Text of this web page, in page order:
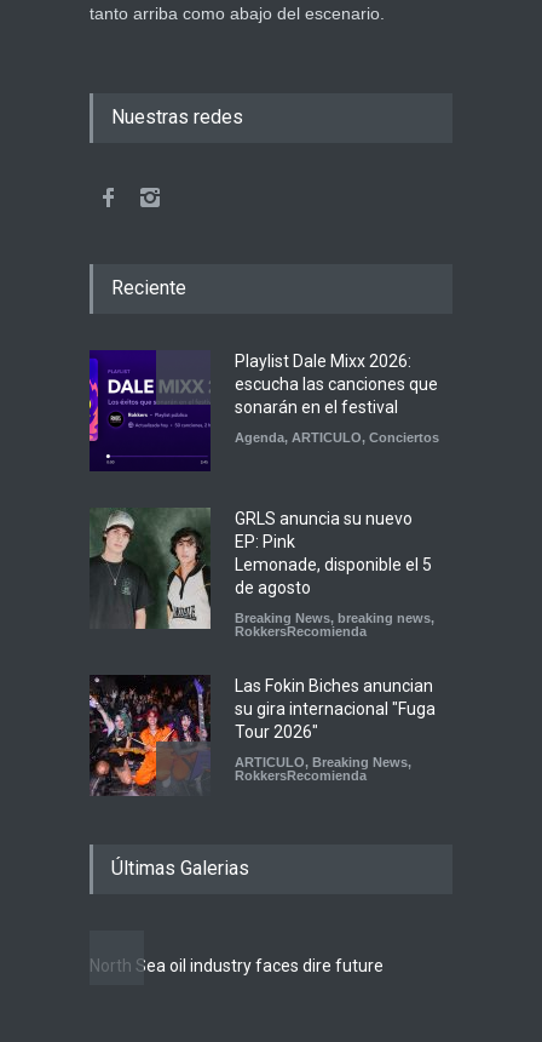
tanto arriba como abajo del escenario.
Nuestras redes
Reciente
Playlist Dale Mixx 2026:
escucha las canciones que
sonarán en el festival
Agenda, ARTICULO, Conciertos
GRLS anuncia su nuevo
EP: Pink
Lemonade, disponible el 5
de agosto
Breaking News, breaking news,
RokkersRecomienda
Las Fokin Biches anuncian
su gira internacional "Fuga
Tour 2026"
ARTICULO, Breaking News,
RokkersRecomienda
nuevo de Psychedelic Porn
RokkersRecomienda,Sin
categoría
Últimas Galerias
North Sea oil industry faces dire future